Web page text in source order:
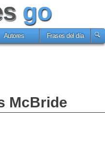
go
Autores Frases del día
McBride